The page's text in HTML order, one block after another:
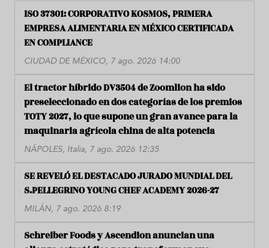
ISO 37301: CORPORATIVO KOSMOS, PRIMERA
EMPRESA ALIMENTARIA EN MÉXICO CERTIFICADA
EN COMPLIANCE
CIUDAD DE MÉXICO, 7 ago. 2026 14:00
El tractor híbrido DV3504 de Zoomlion ha sido
preseleccionado en dos categorías de los premios
TOTY 2027, lo que supone un gran avance para la
maquinaria agrícola china de alta potencia
NÁPOLES, Italia, 7 ago. 2026 12:35
SE REVELÓ EL DESTACADO JURADO MUNDIAL DEL
S.PELLEGRINO YOUNG CHEF ACADEMY 2026-27
MILÁN, 7 ago. 2026 8:19
Schreiber Foods y Ascendion anuncian una